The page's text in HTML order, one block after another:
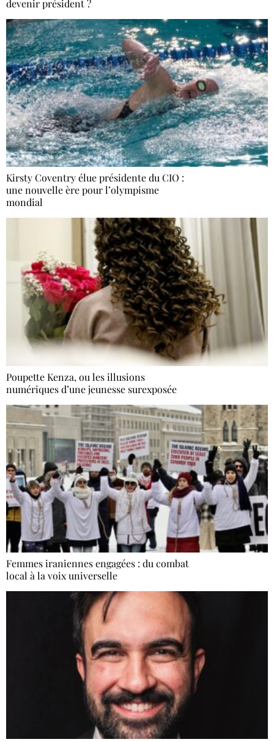
devenir président ?
Kirsty Coventry élue présidente du CIO :
une nouvelle ère pour l’olympisme
mondial
Poupette Kenza, ou les illusions
numériques d’une jeunesse surexposée
Femmes iraniennes engagées : du combat
local à la voix universelle